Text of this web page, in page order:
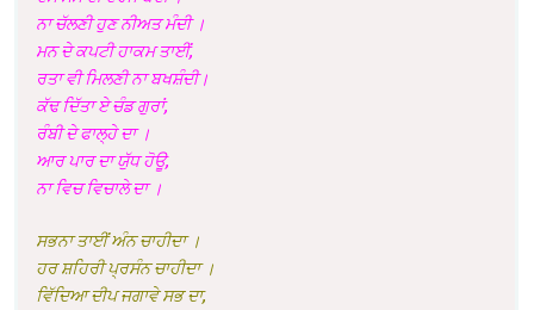
ਨਾ ਚੱਲਣੀ ਹੁਣ ਨੀਅਤ ਮੰਦੀ ।
ਮਨ ਦੇ ਕਪਟੀ ਹਾਕਮ ਤਾਈਂ,
ਰਤਾ ਵੀ ਮਿਲਣੀ ਨਾ ਬਖਸ਼ੰਦੀ।
ਕੱਢ ਦਿੱਤਾ ਏ ਚੰਡ ਗੁਰਾਂ,
ਰੰਬੀ ਦੇ ਫਾਲ੍ਹੇ ਦਾ ।
ਆਰ ਪਾਰ ਦਾ ਯੁੱਧ ਹੋਊ,
ਨਾ ਵਿਚ ਵਿਚਾਲੇ ਦਾ ।
ਸਭਨਾ ਤਾਈਂ ਅੰਨ ਚਾਹੀਦਾ ।
ਹਰ ਸ਼ਹਿਰੀ ਪ੍ਰਸੰਨ ਚਾਹੀਦਾ ।
ਵਿੱਦਿਆ ਦੀਪ ਜਗਾਵੇ ਸਭ ਦਾ,